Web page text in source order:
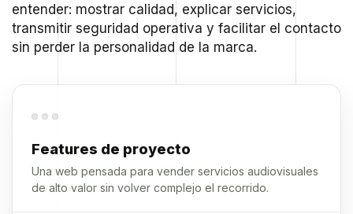
entender: mostrar calidad, explicar servicios,
transmitir seguridad operativa y facilitar el contacto
sin perder la personalidad de la marca.
Features de proyecto
Una web pensada para vender servicios audiovisuales
de alto valor sin volver complejo el recorrido.